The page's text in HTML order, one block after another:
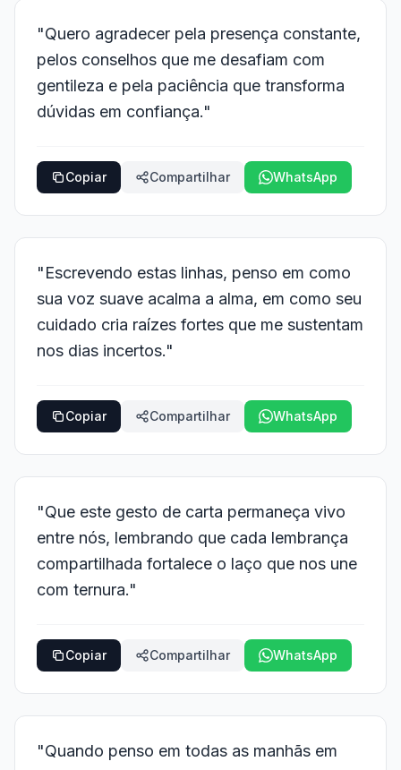
"Quero agradecer pela presença constante,
pelos conselhos que me desafiam com
gentileza e pela paciência que transforma
dúvidas em confiança."
Copiar Compartilhar WhatsApp
"Escrevendo estas linhas, penso em como
sua voz suave acalma a alma, em como seu
cuidado cria raízes fortes que me sustentam
nos dias incertos."
Copiar Compartilhar WhatsApp
"Que este gesto de carta permaneça vivo
entre nós, lembrando que cada lembrança
compartilhada fortalece o laço que nos une
com ternura."
Copiar Compartilhar WhatsApp
"Quando penso em todas as manhãs em